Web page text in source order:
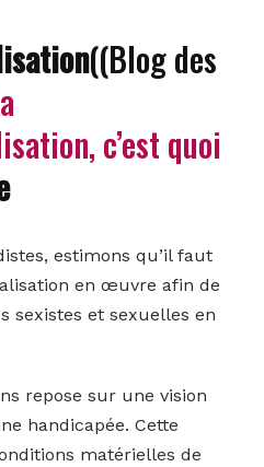
((Blog des
c’est quoi
estimons qu’il faut
en œuvre afin de
sexistes et sexuelles en
repose sur une vision
handicapée. Cette
matérielles de